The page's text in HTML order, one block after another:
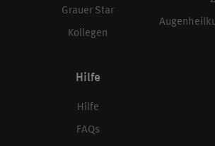
Grauer Star
Kollegen
Hilfe
Hilfe
FAQs